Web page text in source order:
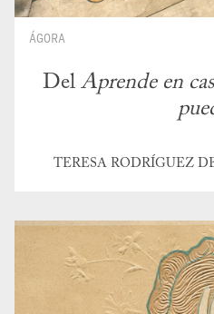
ÁGORA
Del Aprende en
TERESA RODRÍGUEZ